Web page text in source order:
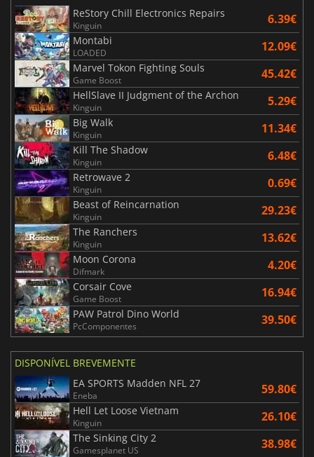
ReStory Chill Electronics Repairs
Kinguin 6.39€
Montabi
LOADED 12.09€
Marvel Tokon Fighting Souls
Game Boost 45.42€
HellSlave II Judgment of the Archon
Kinguin 5.29€
Big Walk
Kinguin 11.34€
Kill The Shadow
Kinguin 6.48€
Retrowave 2
Kinguin 0.69€
Beast of Reincarnation
Kinguin 29.23€
The Ranchers
Kinguin 13.62€
Moon Corona
Difmark 4.20€
Corsair Cove
Game Boost 16.94€
PAW Patrol Dino World
PcComponentes 39.50€
DISPONÍVEL BREVEMENTE
EA SPORTS Madden NFL 27
Eneba 59.80€
Hell Let Loose Vietnam
Kinguin 26.10€
The Sinking City 2
Gamesplanet US 38.98€